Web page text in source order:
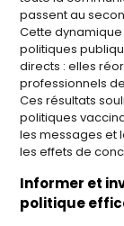
passent au
Cette
politiques
directs : elles
Ces résultats
politiques
les messages et
les effets de
Informer et
politique